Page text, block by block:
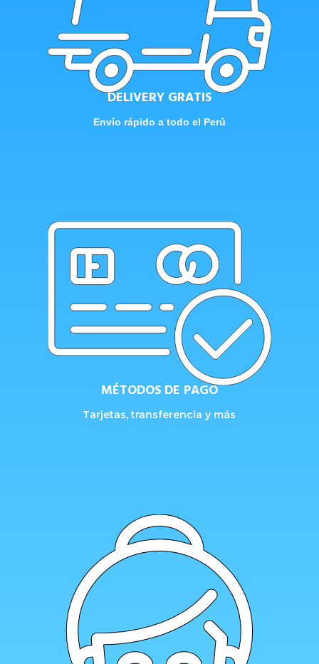
DELIVERY GRATIS
Envío rápido a todo el Perú
MÉTODOS DE PAGO
Tarjetas, transferencia y más